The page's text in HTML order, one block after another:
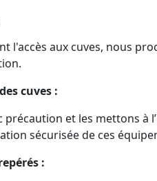
l'accès aux cuves, nous
cuves :
précaution et les mettons
sécurisée de ces
: